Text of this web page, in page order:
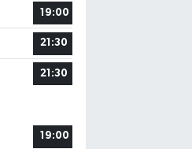
19:00
21:30
21:30
19:00